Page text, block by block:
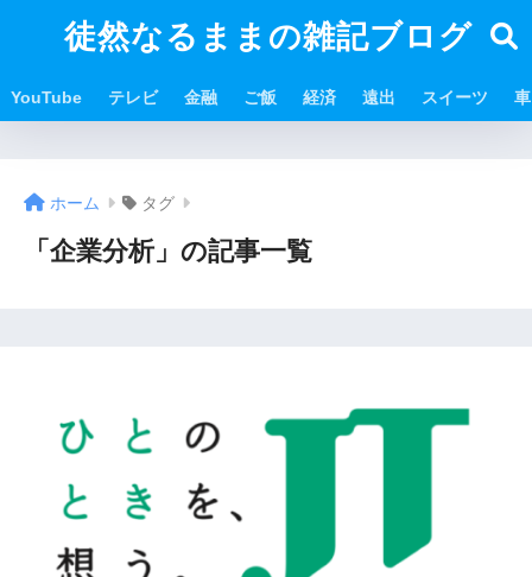
徒然なるままの雑記ブログ
YouTube テレビ 金融 ご飯 経済 遠出 スイーツ 車
ホーム タグ
「企業分析」の記事一覧